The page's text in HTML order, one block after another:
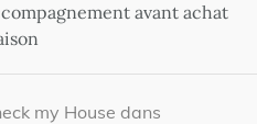
avant achat
my House dans